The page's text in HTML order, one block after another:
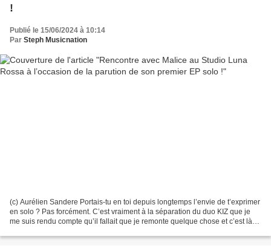
!
Publié le 15/06/2024 à 10:14
Par Steph Musicnation
(c) Aurélien Sandere Portais-tu en toi depuis longtemps l’envie de t’exprimer
en solo ? Pas forcément. C’est vraiment à la séparation du duo KIZ que je
me suis rendu compte qu’il fallait que je remonte quelque chose et c’est là